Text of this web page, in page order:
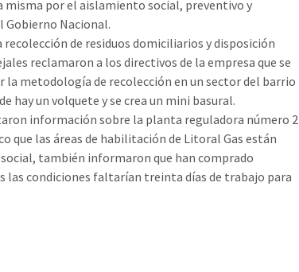
misma por el aislamiento social, preventivo y
Nacional.
de residuos domiciliarios y disposición
reclamaron a los directivos de la empresa que se
la metodología de recolección en un sector del barrio
hay un volquete y se crea un mini basural.
información sobre la planta reguladora número 2
que las áreas de habilitación de Litoral Gas están
también informaron que han comprado
las condiciones faltarían treinta días de trabajo para